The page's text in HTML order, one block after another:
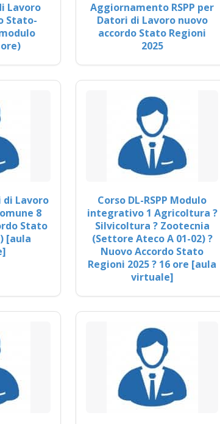
Lavoro
Stato-
Aggiornamento RSPP per
Datori di Lavoro nuovo
accordo Stato Regioni
2025
di Lavoro
8
Stato
[aula
Corso DL-RSPP Modulo
integrativo 1 Agricoltura ?
Silvicoltura ? Zootecnia
(Settore Ateco A 01-02) ?
Nuovo Accordo Stato
Regioni 2025 ? 16 ore [aula
virtuale]